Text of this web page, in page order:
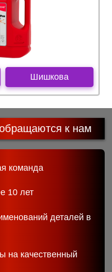
Шишкова
к нам
команда
10 лет
деталей в
на качественный